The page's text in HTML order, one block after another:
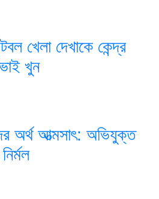
খেলা দেখাকে কেন্দ্র
খুন
অর্থ আত্মসাৎ: অভিযুক্ত